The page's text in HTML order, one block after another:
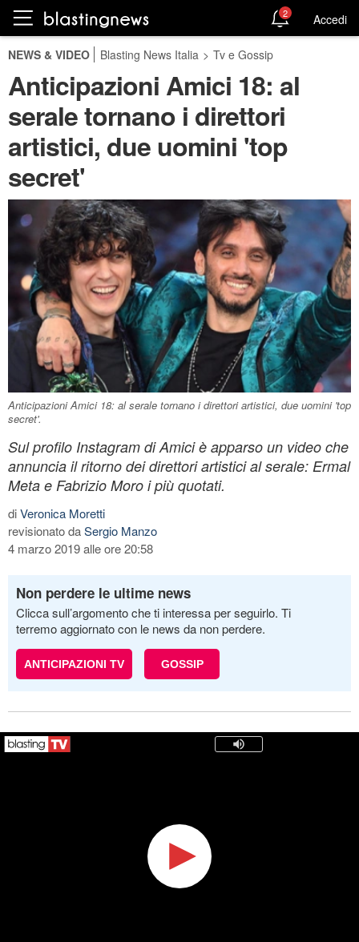
2 Accedi
NEWS & VIDEO Blasting News Italia > Tv e Gossip
Anticipazioni Amici 18: al
serale tornano i direttori
artistici, due uomini 'top
secret'
Anticipazioni Amici 18: al serale tornano i direttori artistici, due uomini 'top
secret'.
Sul profilo Instagram di Amici è apparso un video che
annuncia il ritorno dei direttori artistici al serale: Ermal
Meta e Fabrizio Moro i più quotati.
diVeronica Moretti
revisionato daSergio Manzo
4 marzo 2019 alle ore 20:58
Non perdere le ultime news
Clicca sull’argomento che ti interessa per seguirlo. Ti
terremo aggiornato con le news da non perdere.
ANTICIPAZIONI TV GOSSIP